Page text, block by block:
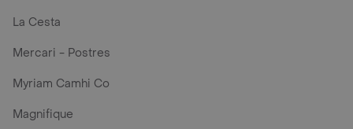
La Cesta
Mercari - Postres
Myriam Camhi Co
Magnifique